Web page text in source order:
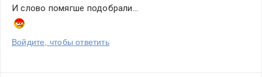
И слово помягше подобрали...
Войдите, чтобы ответить